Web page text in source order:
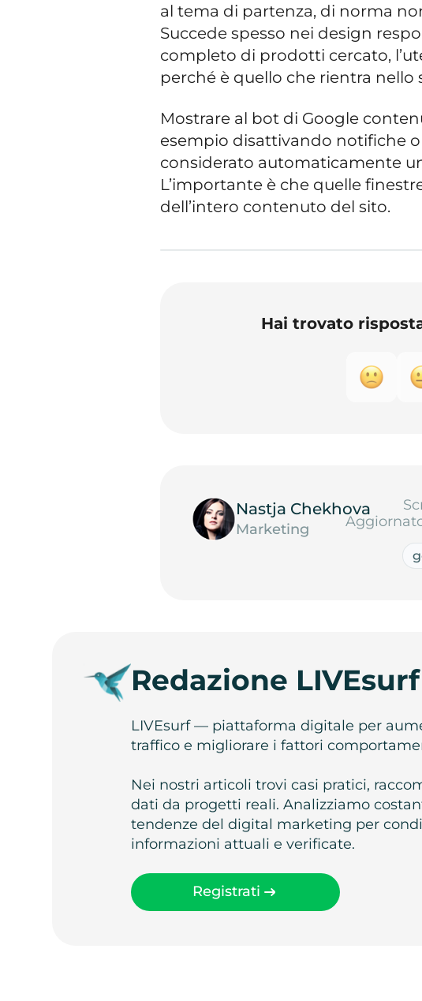
al tema di partenza, di norma
Succede spesso nei design
completo di prodotti cercato,
perché è quello che rientra nello
Mostrare al bot di Google
esempio disattivando notifiche
considerato automaticamente
L’importante è che quelle
dell’intero contenuto del sito.
Hai trovato
Nastja Chekhova
Marketing
Redazione LIVEsurf
LIVEsurf — piattaforma digitale per
traffico e migliorare i fattori
Nei nostri articoli trovi casi pratici,
dati da progetti reali. Analizziamo
tendenze del digital marketing per
informazioni attuali e verificate.
Registrati